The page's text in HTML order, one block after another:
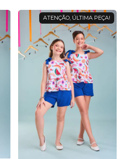
ATENÇÃO, ÚLTIMA PEÇA!